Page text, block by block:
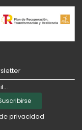
privacidad